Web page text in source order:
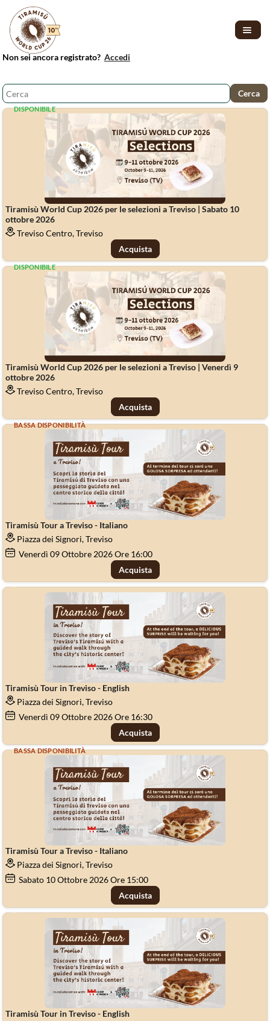
Non sei ancora registrato? Accedi
Tiramisù World Cup 2026 per le selezioni a Treviso | Sabato 10
ottobre 2026
Treviso Centro, Treviso
DISPONIBILE
Acquista
Tiramisù World Cup 2026 per le selezioni a Treviso | Venerdì 9
ottobre 2026
Treviso Centro, Treviso
DISPONIBILE
Acquista
Tiramisù Tour a Treviso - Italiano
Piazza dei Signori, Treviso
Venerdì 09Ottobre 2026Ore 16:00
BASSA DISPONIBILITÀ
Acquista
Tiramisù Tour in Treviso - English
Piazza dei Signori, Treviso
Venerdì 09Ottobre 2026Ore 16:30
Acquista
Tiramisù Tour a Treviso - Italiano
Piazza dei Signori, Treviso
Sabato 10Ottobre 2026Ore 15:00
BASSA DISPONIBILITÀ
Acquista
Tiramisù Tour in Treviso - English